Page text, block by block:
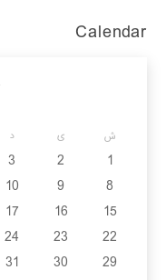
Calendar
ش ی د
1
2
3
8
9
10
15
16
17
22
23
24
29
30
31